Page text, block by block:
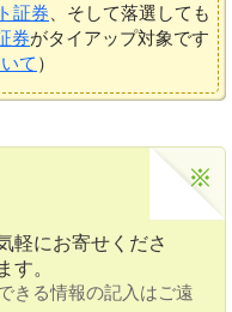
証券 、そして落選しても
券がタイアップ対象です
て ）
軽にお寄せくださ
す。
きる情報の記入はご遠